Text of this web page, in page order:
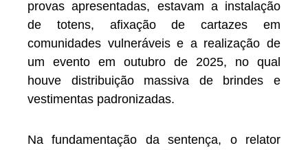
provas apresentadas, estavam a instalação
de totens, afixação de cartazes em
comunidades vulneráveis e a realização de
um evento em outubro de 2025, no qual
houve distribuição massiva de brindes e
vestimentas padronizadas.
Na fundamentação da sentença, o relator